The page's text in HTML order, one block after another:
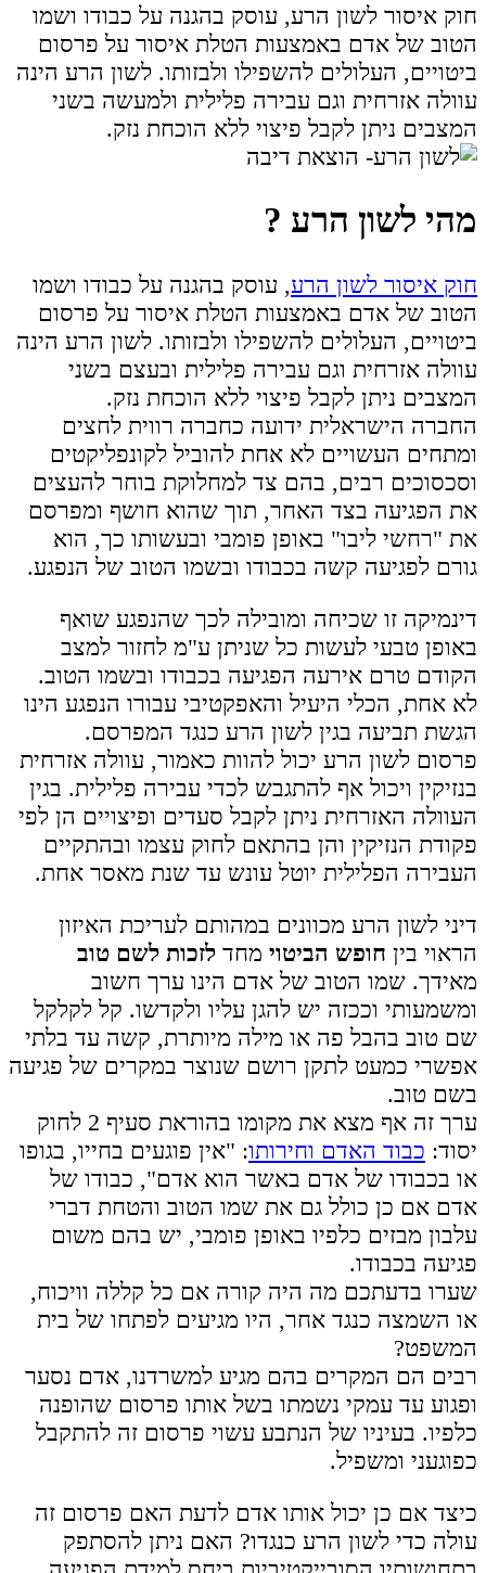
חוק איסור לשון הרע, עוסק בהגנה על כבודו ושמו
הטוב של אדם באמצעות הטלת איסור על פרסום
ביטויים, העלולים להשפילו ולבזותו. לשון הרע הינה
עוולה אזרחית וגם עבירה פלילית ולמעשה בשני
המצבים ניתן לקבל פיצוי ללא הוכחת נזק.
מהי לשון הרע ?
חוק איסור לשון הרע, עוסק בהגנה על כבודו ושמו
הטוב של אדם באמצעות הטלת איסור על פרסום
ביטויים, העלולים להשפילו ולבזותו. לשון הרע הינה
עוולה אזרחית וגם עבירה פלילית ובעצם בשני
המצבים ניתן לקבל פיצוי ללא הוכחת נזק.
החברה הישראלית ידועה כחברה רווית לחצים
ומתחים העשויים לא אחת להוביל לקונפליקטים
וסכסוכים רבים, בהם צד למחלוקת בוחר להעצים
את הפגיעה בצד האחר, תוך שהוא חושף ומפרסם
את "רחשי ליבו" באופן פומבי ובעשותו כך, הוא
גורם לפגיעה קשה בכבודו ובשמו הטוב של הנפגע.
דינמיקה זו שכיחה ומובילה לכך שהנפגע שואף
באופן טבעי לעשות כל שניתן ע"מ לחזור למצב
הקודם טרם אירעה הפגיעה בכבודו ובשמו הטוב.
לא אחת, הכלי היעיל והאפקטיבי עבורו הנפגע הינו
הגשת תביעה בגין לשון הרע כנגד המפרסם.
פרסום לשון הרע יכול להוות כאמור, עוולה אזרחית
בנזיקין ויכול אף להתגבש לכדי עבירה פלילית. בגין
העוולה האזרחית ניתן לקבל סעדים ופיצויים הן לפי
פקודת הנזיקין והן בהתאם לחוק עצמו ובהתקיים
העבירה הפלילית יוטל עונש עד שנת מאסר אחת.
דיני לשון הרע מכוונים במהותם לעריכת האיזון
הראוי בין חופש הביטוי מחד לזכות לשם טוב
מאידך. שמו הטוב של אדם הינו ערך חשוב
ומשמעותי וככזה יש להגן עליו ולקדשו. קל לקלקל
שם טוב בהבל פה או מילה מיותרת, קשה עד בלתי
אפשרי כמעט לתקן רושם שנוצר במקרים של פגיעה
בשם טוב.
ערך זה אף מצא את מקומו בהוראת סעיף 2 לחוק
יסוד: כבוד האדם וחירותו: "אין פוגעים בחייו, בגופו
או בכבודו של אדם באשר הוא אדם", כבודו של
אדם אם כן כולל גם את שמו הטוב והטחת דברי
עלבון מבזים כלפיו באופן פומבי, יש בהם משום
פגיעה בכבודו.
שערו בדעתכם מה היה קורה אם כל קללה וויכוח,
או השמצה כנגד אחר, היו מגיעים לפתחו של בית
המשפט?
רבים הם המקרים בהם מגיע למשרדנו, אדם נסער
ופגוע עד עמקי נשמתו בשל אותו פרסום שהופנה
כלפיו. בעיניו של הנתבע עשוי פרסום זה להתקבל
כפוגעני ומשפיל.
כיצד אם כן יכול אותו אדם לדעת האם פרסום זה
עולה כדי לשון הרע כנגדו? האם ניתן להסתפק